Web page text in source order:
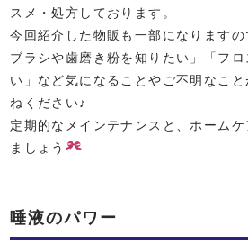
スメ・処方しております。
今回紹介した物販も一部になります
ブラシや歯磨き粉を知りたい」「フ
い」など気になることやご不明なこ
ねください♪
定期的なメインテナンスと、ホーム
ましょう
唾液のパワー